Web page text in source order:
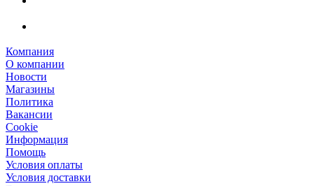
Компания
О компании
Новости
Магазины
Политика
Вакансии
Сookie
Информация
Помощь
Условия оплаты
Условия доставки